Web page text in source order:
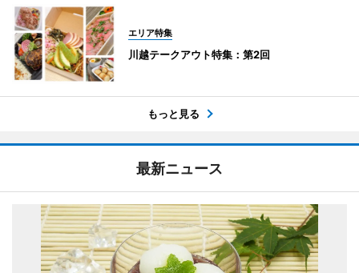
エリア特集
川越テークアウト特集：第2回
もっと見る
最新ニュース